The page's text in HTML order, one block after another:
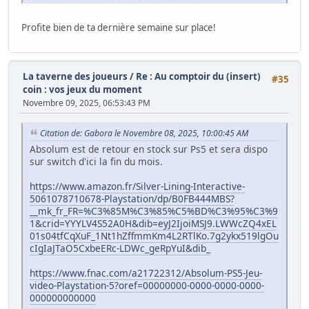
Profite bien de ta dernière semaine sur place!
#35
La taverne des joueurs / Re : Au comptoir du (insert)
coin : vos jeux du moment
Novembre 09, 2025, 06:53:43 PM
Citation de: Gabora le Novembre 08, 2025, 10:00:45 AM
Absolum est de retour en stock sur Ps5 et sera dispo
sur switch d'ici la fin du mois.
https://www.amazon.fr/Silver-Lining-Interactive-
5061078710678-Playstation/dp/B0FB444MBS?
__mk_fr_FR=%C3%85M%C3%85%C5%BD%C3%95%C3%9
1&crid=YYYLV4S52A0H&dib=eyJ2IjoiMSJ9.LWWcZQ4xEL
01s04tfCqXuF_1Nt1hZffmmKm4L2RTlKo.7g2ykx519lgOu
cIgIaJTaO5CxbeERc-LDWc_geRpYuI&dib_
https://www.fnac.com/a21722312/Absolum-PS5-Jeu-
video-Playstation-5?oref=00000000-0000-0000-0000-
000000000000